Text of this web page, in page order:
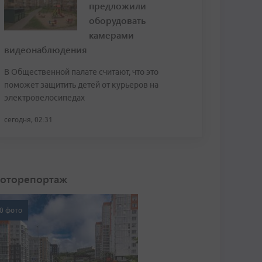
предложили
оборудовать
камерами
видеонаблюдения
В Общественной палате считают, что это
поможет защитить детей от курьеров на
электровелосипедах
сегодня, 02:31
фото